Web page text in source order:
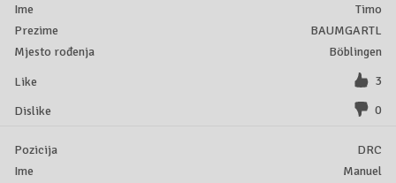
Timo
BAUMGARTL
Böblingen
3
0
DRC
Manuel